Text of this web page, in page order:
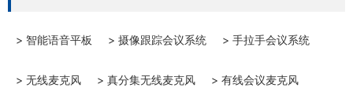
> 智能语音平板 > 摄像跟踪会议系统 > 手拉手会议系统
> 无线麦克风 > 真分集无线麦克风 > 有线会议麦克风